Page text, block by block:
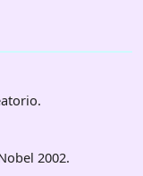
2002.